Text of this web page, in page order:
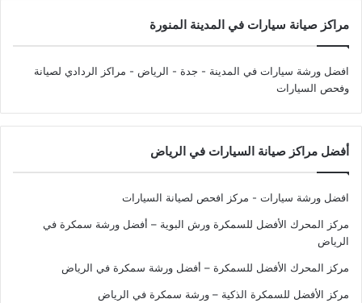
مراكز صيانة سيارات في المدينة المنورة
افضل ورشة سيارات في المدينة - جدة - الرياض - مراكز الردادي لصيانة
وفحص السيارات
أفضل مراكز صيانة السيارات في الرياض
افضل ورشة سيارات - مركز افحص لصيانة السيارات
مركز المحرك الأفضل للسمكرة ورش البوية – أفضل ورشة سمكرة في
الرياض
مركز المحرك الأفضل للسمكرة – أفضل ورشة سمكرة في الرياض
مركز الأفضل للسمكرة الذكية – ورشة سمكرة في الرياض